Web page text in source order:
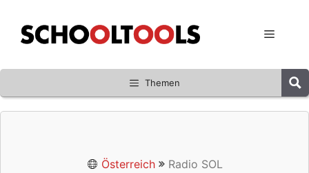
Inhalt
springen
Menü
Themen
Österreich Radio SOL